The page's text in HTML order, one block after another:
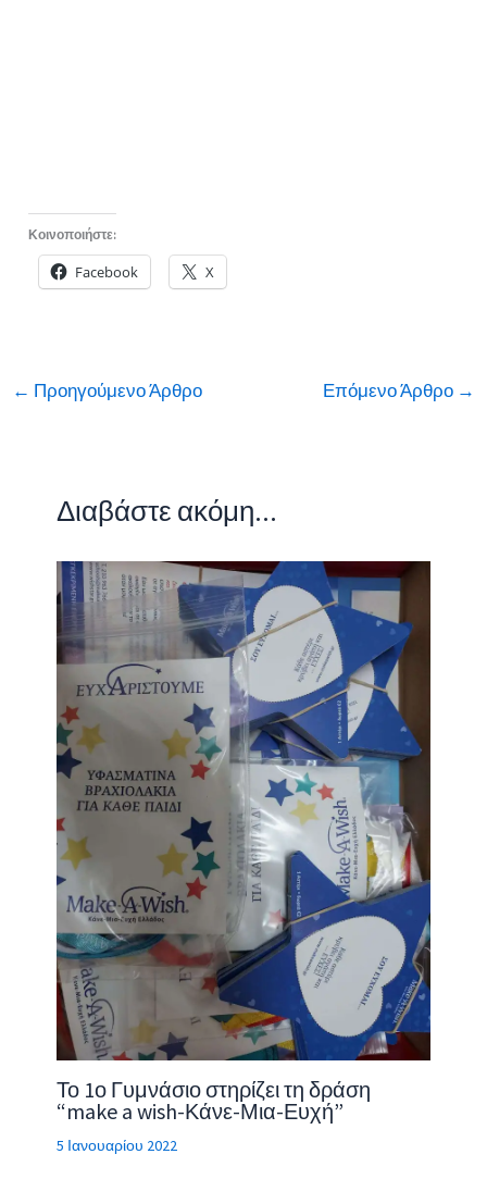
Κοινοποιήστε:
Facebook X
← Προηγούμενο Άρθρο Επόμενο Άρθρο →
Διαβάστε ακόμη...
Το 1ο Γυμνάσιο στηρίζει τη δράση
“make a wish-Κάνε-Μια-Ευχή”
5 Ιανουαρίου 2022